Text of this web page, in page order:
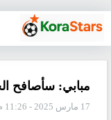
مبابي: سأصافح
17 مارس 2025 - 11:26 م